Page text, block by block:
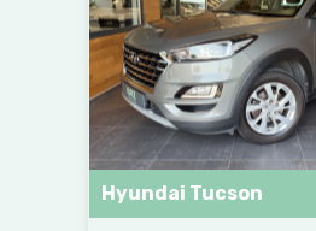
Hyundai Tucson